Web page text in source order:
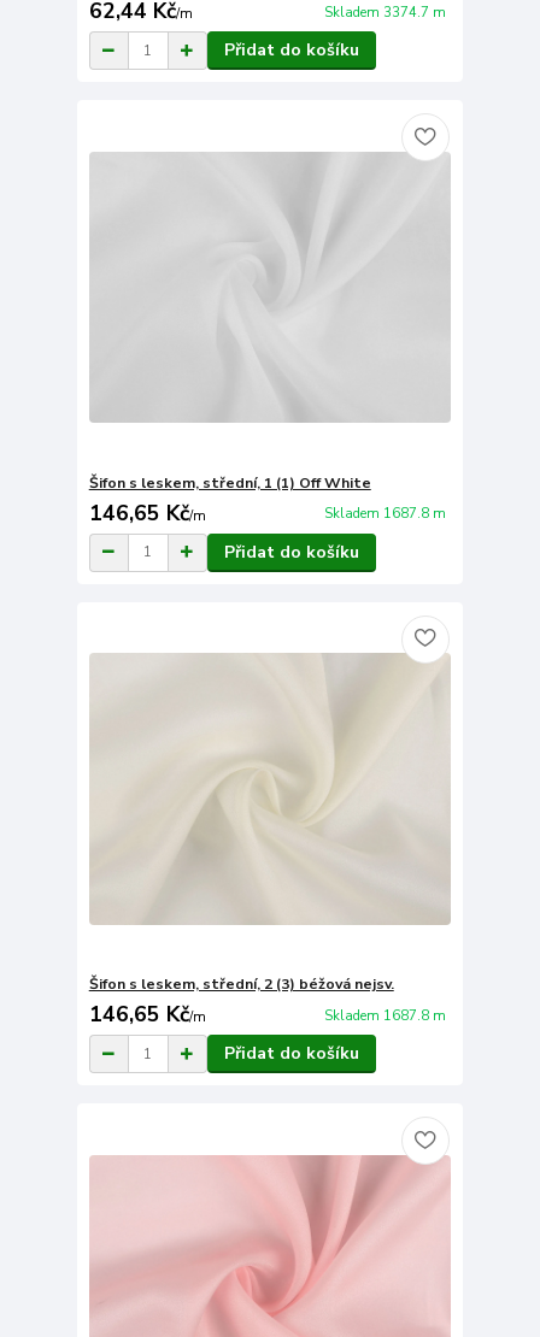
62,44 Kč/m Skladem 3374.7 m
Přidat do košíku
Šifon s leskem, střední, 1 (1) Off White
146,65 Kč/m Skladem 1687.8 m
Přidat do košíku
Šifon s leskem, střední, 2 (3) béžová nejsv.
146,65 Kč/m Skladem 1687.8 m
Přidat do košíku